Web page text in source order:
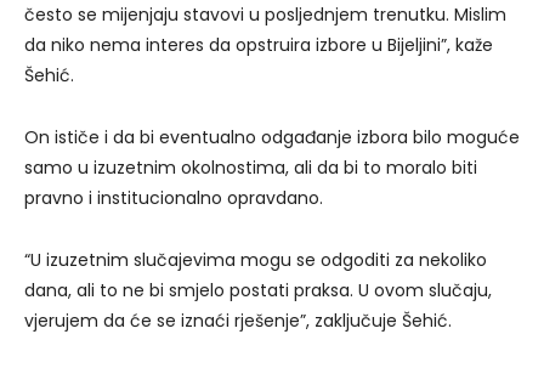
često se mijenjaju stavovi u posljednjem trenutku. Mislim
da niko nema interes da opstruira izbore u Bijeljini”, kaže
Šehić.
On ističe i da bi eventualno odgađanje izbora bilo moguće
samo u izuzetnim okolnostima, ali da bi to moralo biti
pravno i institucionalno opravdano.
“U izuzetnim slučajevima mogu se odgoditi za nekoliko
dana, ali to ne bi smjelo postati praksa. U ovom slučaju,
vjerujem da će se iznaći rješenje”, zaključuje Šehić.